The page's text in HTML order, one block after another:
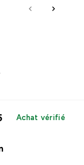
Achat vérifié